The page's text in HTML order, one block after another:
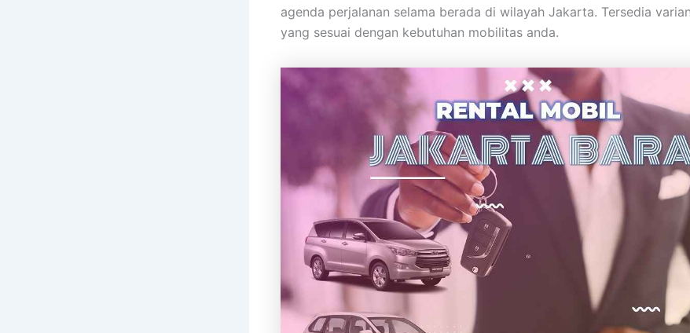
agenda perjalanan selama berada di wilayah Jakarta. Tersedia
yang sesuai dengan kebutuhan mobilitas anda.